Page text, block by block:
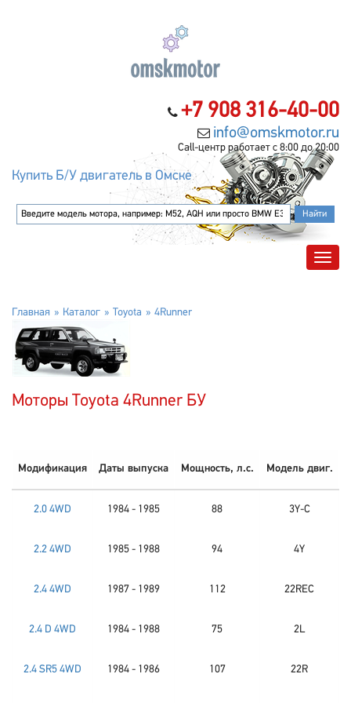
+7 908 316-40-00
info@omskmotor.ru
Call-центр работает с 8:00 до 20:00
Купить Б/У двигатель в Омске
Главная Каталог Toyota 4Runner
Моторы Toyota 4Runner БУ
Модификация Даты выпуска Мощность, л.с. Модель двиг.
2.0 4WD 1984 - 1985 88 3Y-C
2.2 4WD 1985 - 1988 94 4Y
2.4 4WD 1987 - 1989 112 22REC
2.4 D 4WD 1984 - 1988 75 2L
2.4 SR5 4WD 1984 - 1986 107 22R